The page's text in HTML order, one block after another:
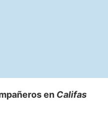
en Califas